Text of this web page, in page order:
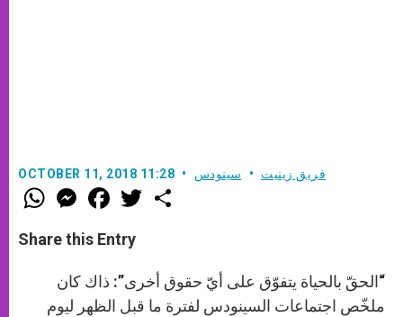
OCTOBER 11, 2018 11:28 فريق زينيت سينودس
W
h
t
s
M
e
s
e
g
e
r
F
a
e
b
o
k
T
w
r
Share this Entry
“الحقّ بالحياة يتفوّق على أيّ حقوق أخرى”: ذاك كان
ملخّص اجتماعات السينودس لفترة ما قبل الظهر ليوم